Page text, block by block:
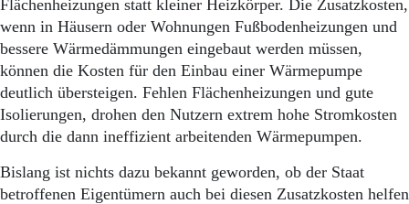
Flächenheizungen statt kleiner Heizkörper. Die Zusatzkosten,
wenn in Häusern oder Wohnungen Fußbodenheizungen und
bessere Wärmedämmungen eingebaut werden müssen,
können die Kosten für den Einbau einer Wärmepumpe
deutlich übersteigen. Fehlen Flächenheizungen und gute
Isolierungen, drohen den Nutzern extrem hohe Stromkosten
durch die dann ineffizient arbeitenden Wärmepumpen.
Bislang ist nichts dazu bekannt geworden, ob der Staat
betroffenen Eigentümern auch bei diesen Zusatzkosten helfen